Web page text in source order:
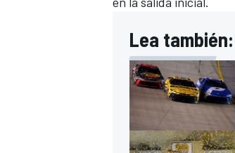
Lea también: